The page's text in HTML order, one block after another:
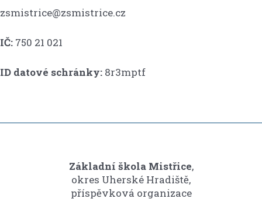
zsmistrice@zsmistrice.cz
IČ: 750 21 021
ID datové schránky: 8r3mptf
Základní škola Mistřice,
okres Uherské Hradiště,
příspěvková organizace